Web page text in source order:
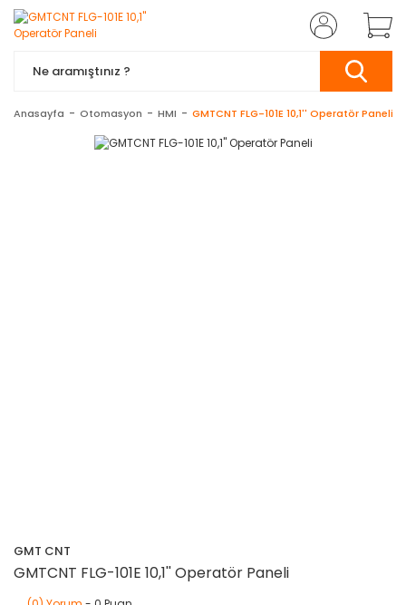
Anasayfa Otomasyon HMI GMTCNT FLG-101E 10,1'' Operatör Paneli
GMT CNT
GMTCNT FLG-101E 10,1'' Operatör Paneli